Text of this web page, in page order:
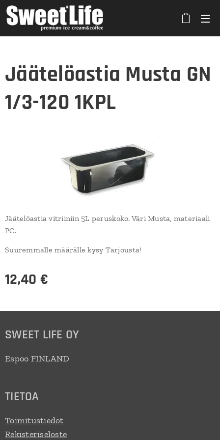
Jäätelöastia Musta GN
1/3-120 1KPL
Jäätelöastia vitriiniin 5L peruskoko. Väri Musta, materiaali
PC.
Suuremmalle määrälle kysy Tarjousta!
12,40 €
SWEET LIFE OY
Espoo FINLAND
TIETOA
Toimitustiedot
Rekisteriseloste